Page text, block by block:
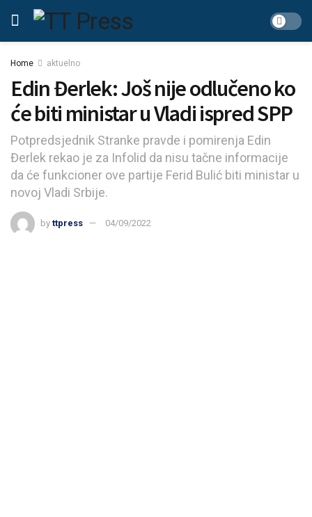
Home aktuelno
Edin Đerlek: Još nije odlučeno ko
će biti ministar u Vladi ispred SPP
Potpredsjednik Stranke pravde i pomirenja Edin
Đerlek rekao je za Infolid da nisu tačne informacije
da će funkcioner ove partije Ferid Bulić biti ministar u
novoj Vladi Srbije.
by ttpress 04/09/2022